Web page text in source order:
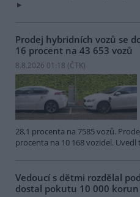
Prodej hybridních vozů se
16 procent na 43 653 vozů
8.8.2026 01:18 (ČTK)
28,1 procenta na 7585 vozů.
procenta na 10 168 vozidel.
Vedoucí s dětmi rozdělal
dostal pokutu 10 000 korun